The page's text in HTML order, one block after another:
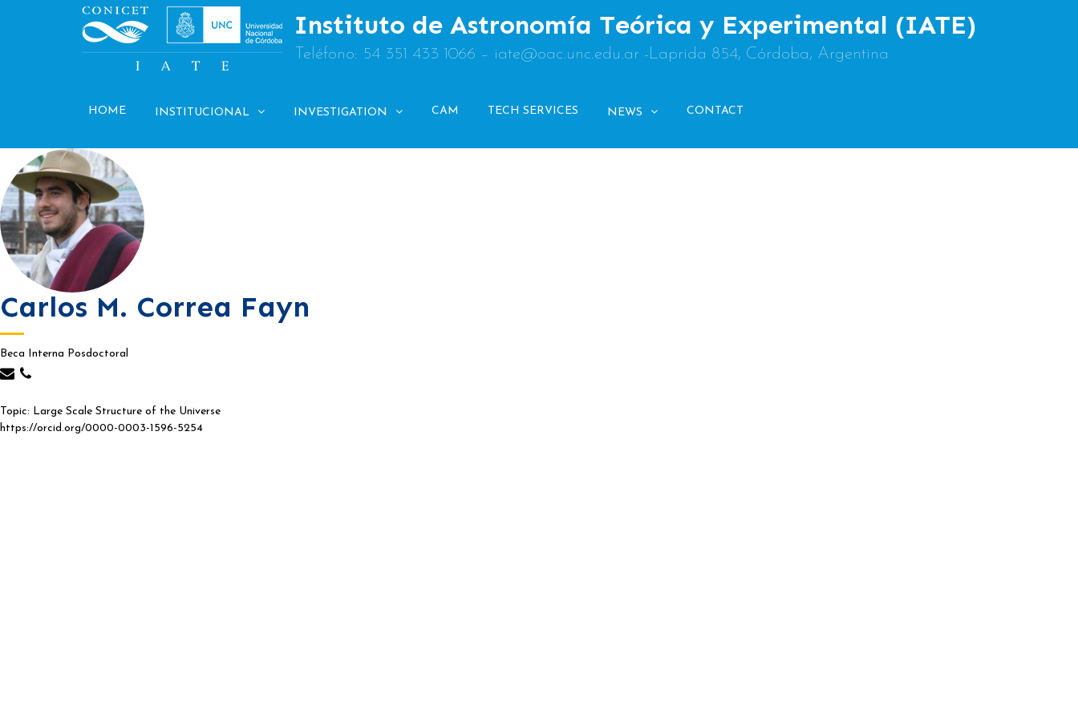
Instituto de Astronomía Teórica y Experimental (IATE)
Teléfono: 54 351 433 1066 – iate@oac.unc.edu.ar -Laprida 854, Córdoba, Argentina
HOME INSTITUCIONAL INVESTIGATION CAM TECH SERVICES NEWS CONTACT
Carlos M. Correa Fayn
Beca Interna Posdoctoral
Topic: Large Scale Structure of the Universe
https://orcid.org/0000-0003-1596-5254